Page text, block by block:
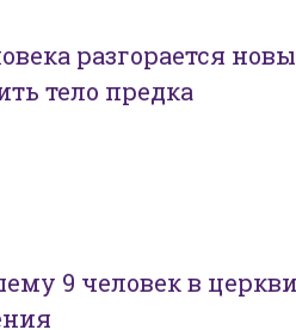
разгорается
тело предка
9 человек в